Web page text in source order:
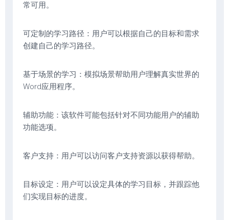
常可用。
可定制的学习路径：用户可以根据自己的目标和需求
创建自己的学习路径。
基于场景的学习：模拟场景帮助用户理解真实世界的
Word应用程序。
辅助功能：该软件可能包括针对不同功能用户的辅助
功能选项。
客户支持：用户可以访问客户支持资源以获得帮助。
目标设定：用户可以设定具体的学习目标，并跟踪他
们实现目标的进度。